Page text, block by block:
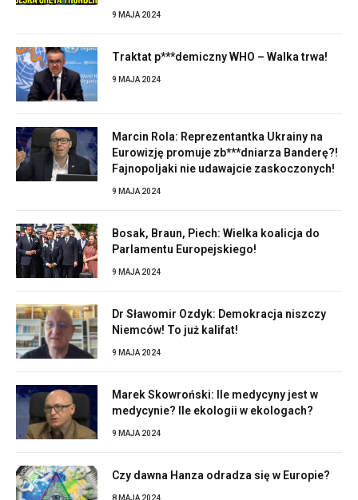
9 MAJA 2024
Traktat p***demiczny WHO – Walka trwa!
9 MAJA 2024
Marcin Rola: Reprezentantka Ukrainy na
Eurowizję promuje zb***dniarza Banderę?!
Fajnopoljaki nie udawajcie zaskoczonych!
9 MAJA 2024
Bosak, Braun, Piech: Wielka koalicja do
Parlamentu Europejskiego!
9 MAJA 2024
Dr Sławomir Ozdyk: Demokracja niszczy
Niemców! To już kalifat!
9 MAJA 2024
Marek Skowroński: Ile medycyny jest w
medycynie? Ile ekologii w ekologach?
9 MAJA 2024
Czy dawna Hanza odradza się w Europie?
8 MAJA 2024